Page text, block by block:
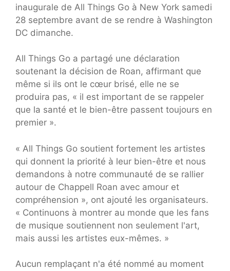
inaugurale de All Things Go à New York samedi
28 septembre avant de se rendre à Washington
DC dimanche.
All Things Go a partagé une déclaration
soutenant la décision de Roan, affirmant que
même si ils ont le cœur brisé, elle ne se
produira pas, « il est important de se rappeler
que la santé et le bien-être passent toujours en
premier ».
« All Things Go soutient fortement les artistes
qui donnent la priorité à leur bien-être et nous
demandons à notre communauté de se rallier
autour de Chappell Roan avec amour et
compréhension », ont ajouté les organisateurs.
« Continuons à montrer au monde que les fans
de musique soutiennent non seulement l'art,
mais aussi les artistes eux-mêmes. »
Aucun remplaçant n'a été nommé au moment